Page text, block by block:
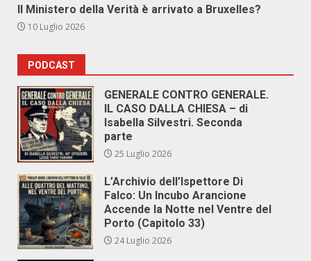
Il Ministero della Verità è arrivato a Bruxelles?
10 Luglio 2026
PODCAST
GENERALE CONTRO GENERALE.
IL CASO DALLA CHIESA – di
Isabella Silvestri. Seconda
parte
25 Luglio 2026
L’Archivio dell’Ispettore Di
Falco: Un Incubo Arancione
Accende la Notte nel Ventre del
Porto (Capitolo 33)
24 Luglio 2026